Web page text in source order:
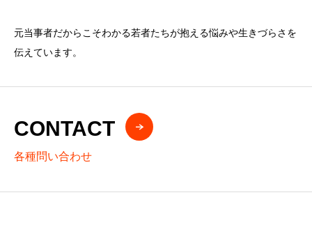
元当事者だからこそわかる若者たちが抱える悩みや生きづらさを
伝えています。
CONTACT
各種問い合わせ